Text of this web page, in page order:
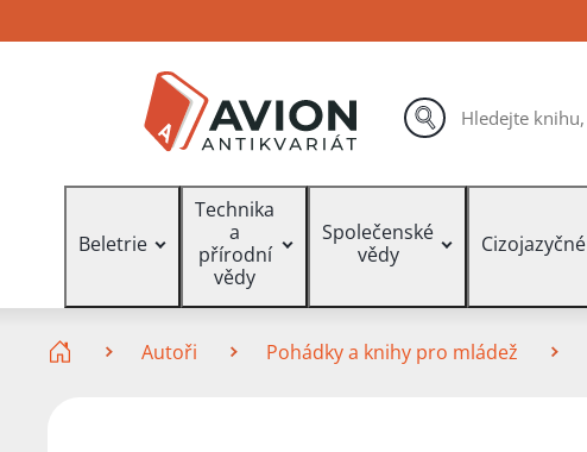
na
na
na
Vyhledávání hledat
Beletrie
Technika
a
přírodní
vědy
Společenské
vědy
Cizojazyčné
Autoři Pohádky a knihy pro mládež